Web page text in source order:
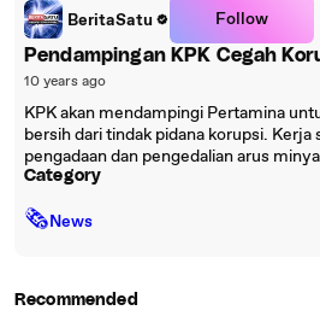
BeritaSatu Follow
Pendampingan KPK Cegah
10 years ago
KPK akan mendampingi Pertamina
bersih dari tindak pidana korupsi. Kerja
pengadaan dan pengedalian arus
Category
🗞News
Recommended